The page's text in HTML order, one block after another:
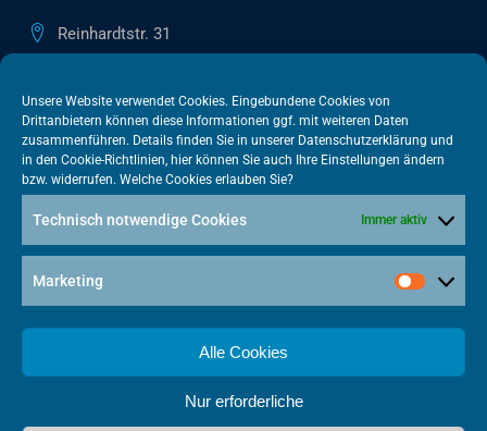
Unsere Website verwendet Cookies. Eingebundene Cookies von
Drittanbietern können diese Informationen ggf. mit weiteren Daten
zusammenführen. Details finden Sie in unserer Datenschutzerklärung und
in den Cookie-Richtlinien, hier können Sie auch Ihre Einstellungen ändern
bzw. widerrufen. Welche Cookies erlauben Sie?
Technisch notwendige Cookies Immer aktiv
Marketing
Alle Cookies
Nur erforderliche
Reinhardtstr. 31
+49 30 505615-38
berlin@vatm.de
VATM-Büro Brüssel